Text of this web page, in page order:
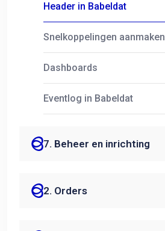
Header in Babeldat
Snelkoppelingen aanmaken
Dashboards
Eventlog in Babeldat
7. Beheer en inrichting
2. Orders